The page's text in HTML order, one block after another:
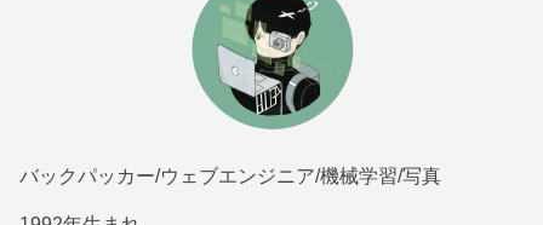
バックパッカー/ウェブエンジニア/機械学習/写真